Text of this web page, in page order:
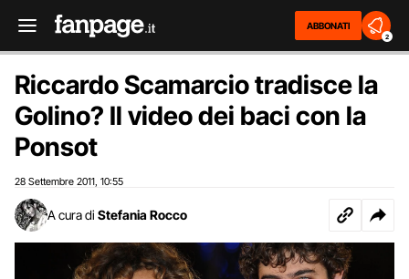
ABBONATI
2
Riccardo Scamarcio tradisce la
Golino? Il video dei baci con la
Ponsot
28 Settembre 2011 10:55
A cura di Stefania Rocco